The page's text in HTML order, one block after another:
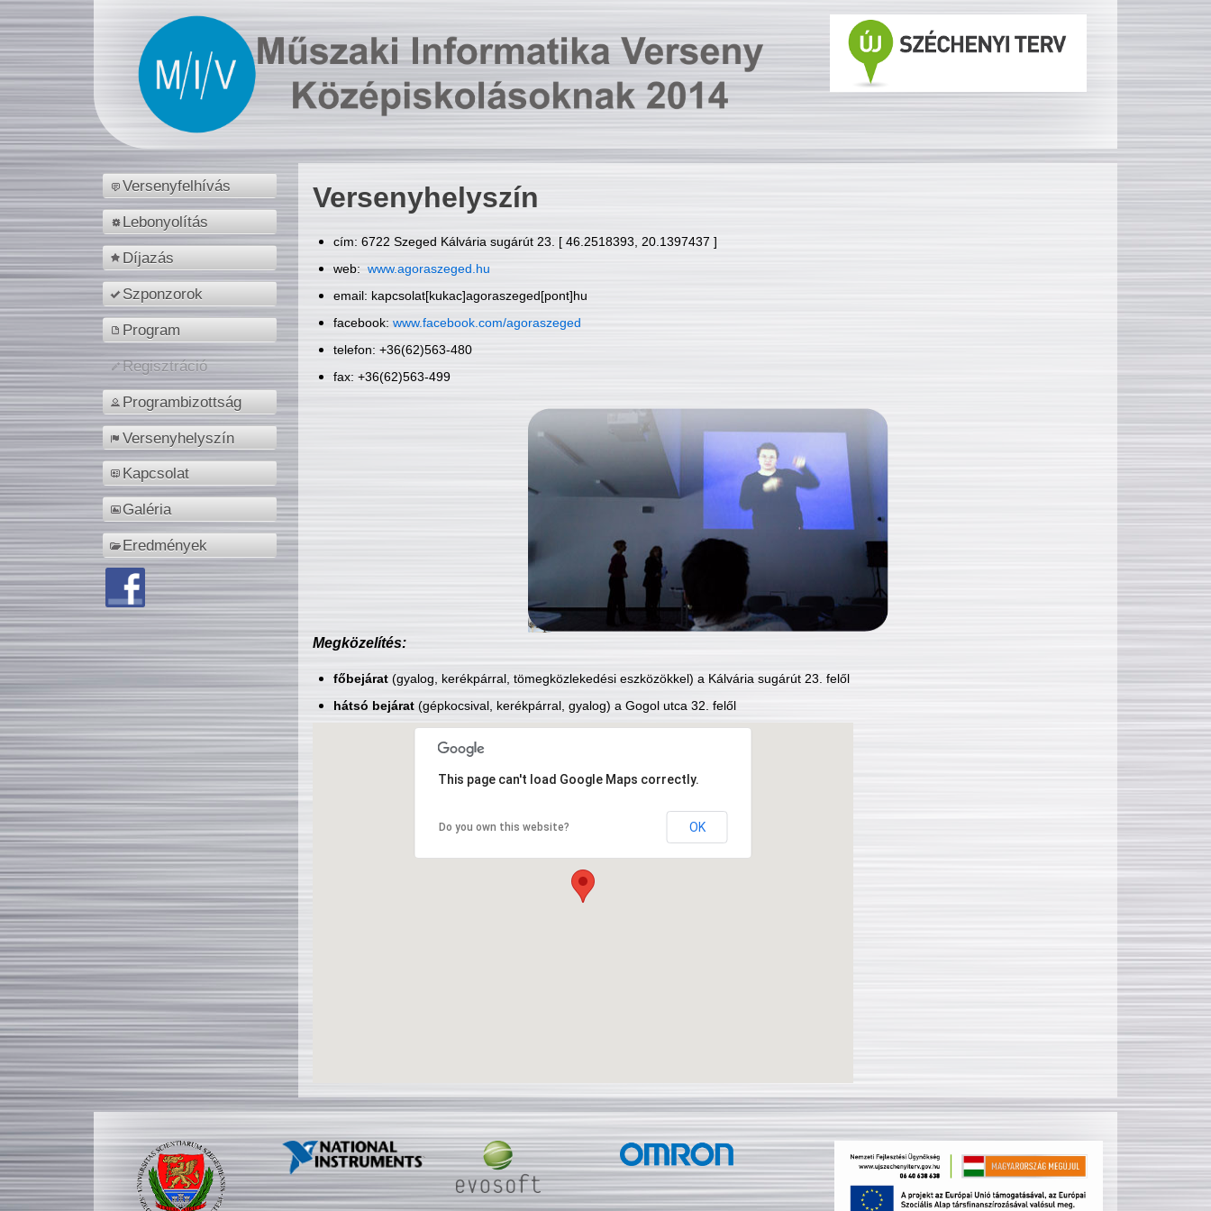
Versenyfelhívás
Lebonyolítás
Díjazás
Szponzorok
Program
Regisztráció
Programbizottság
Versenyhelyszín
Kapcsolat
Galéria
Eredmények
Versenyhelyszín
cím: 6722 Szeged Kálvária sugárút 23. [ 46.2518393, 20.1397437 ]
web: www.agoraszeged.hu
email: kapcsolat[kukac]agoraszeged[pont]hu
facebook: www.facebook.com/agoraszeged
telefon: +36(62)563-480
fax: +36(62)563-499
Megközelítés:
főbejárat(gyalog, kerékpárral, tömegközlekedési eszközökkel) a Kálvária sugárút 23. felől
hátsó bejárat(gépkocsival, kerékpárral, gyalog) a Gogol utca 32. felől
This page can't load Google Maps correctly.
Do you own this website? OK